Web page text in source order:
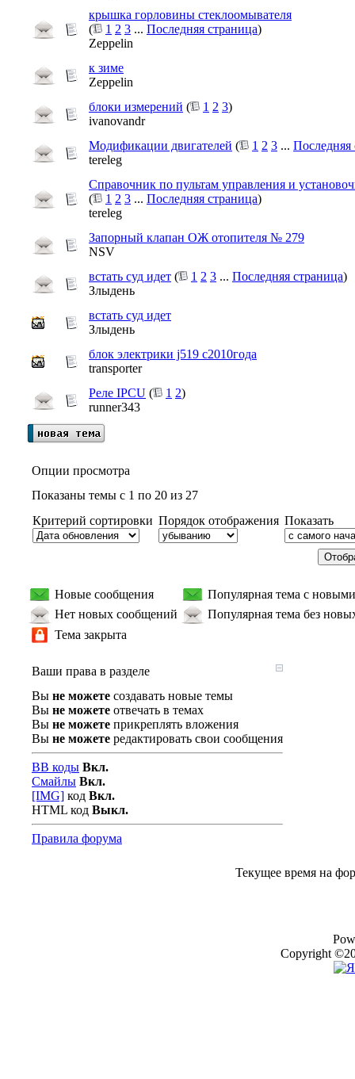
крышка горловины стеклоомывателя
(
1 2 3 ... Последняя страница)
Zeppelin
к зиме
Zeppelin
блоки измерений ( 1 2 3)
ivanovandr
Модификации двигателей ( 1 2 3 ... Последняя
tereleg
Справочник по пультам управления и
(
1 2 3 ... Последняя страница)
tereleg
Запорный клапан ОЖ отопителя № 279
NSV
встать суд идет ( 1 2 3 ... Последняя страница)
Злыдень
встать суд идет
Злыдень
блок электрики j519 с2010года
transporter
Реле IPCU ( 1 2)
runner343
Опции просмотра
Показаны темы с 1 по 20 из 27
Критерий сортировки Порядок отображения Показать
Новые сообщения
Популярная тема с
Нет новых сообщений
Популярная тема без
Тема закрыта
Ваши права в разделе
Вы не можете создавать новые темы
Вы не можете отвечать в темах
Вы не можете прикреплять вложения
Вы не можете редактировать свои сообщения
BB коды Вкл.
Смайлы Вкл.
[IMG] код Вкл.
HTML код Выкл.
Правила форума
Текущее время на
Copyright